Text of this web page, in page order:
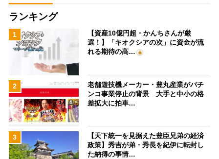
ランキング
1
【資産10億円超・かんちさんが厳
選！】「キオクシアの次」に資金が流
れる期待の高…
2
老舗遊技機メーカー・豊丸産業がパチ
ンコ事業停止の背景 大手と中小の格
差拡大に拍車…
3
【天下統一を見据えた豊臣兄弟の経済
政策】秀吉が弟・秀長を紀伊に転封し
た納得の事情…